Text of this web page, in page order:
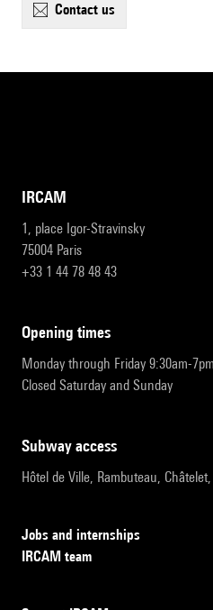
contact us
IRCAM
1, place Igor-Stravinsky
75004 Paris
+33 1 44 78 48 43
opening times
Monday through Friday 9:30am-7pm
Closed Saturday and Sunday
subway access
Hôtel de Ville, Rambuteau,
Jobs and internships
IRCAM team